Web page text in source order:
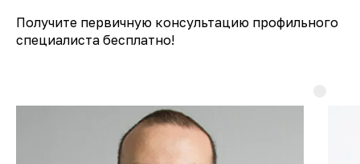
Получите первичную консультацию профильного
специалиста бесплатно!